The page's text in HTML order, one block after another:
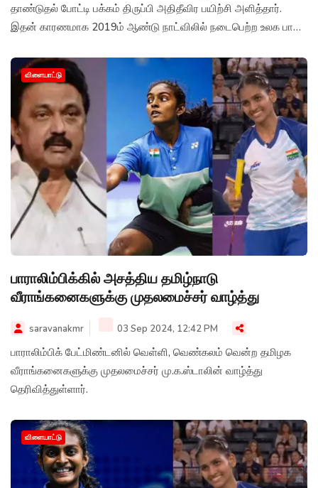
தாண்டுதல் போட்டி பக்கம் திருப்பி அதிதீவிர பயிற்சி அளித்தார்.
இதன் காரணமாக 2019ம் ஆண்டு நாட்விலில் நடைபெற்ற உலக பாரா
பதக்கத்தை வென்றார்.
விளையாட்டு
பாராலிம்பிக்கில் அசத்திய தமிழ்நாடு
வீராங்கனைகளுக்கு முதலமைச்சர் வாழ்த்து
saravanakmr 03 Sep 2024, 12:42 PM
பாராலிம்பிக் பேட்மிண்டனில் வெள்ளி, வெண்கலம் வென்ற தமிழக
வீராங்கனைகளுக்கு முதலமைச்சர் மு.க.ஸ்டாலின் வாழ்த்து
தெரிவித்துள்ளார்.
விளையாட்டு